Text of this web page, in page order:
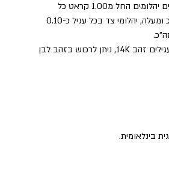
עגילים תלויים משובצים יהלומים החל מ1.00 קראט כל
צד (2.00 קראט) סה"כ ומעלה, יהלומי צד בכל עגיל כ-0.10
משקל כ-3.75 גרם. העגילים זהב 14K, ניתן לרכוש בזהב לבן
בינלאומית.